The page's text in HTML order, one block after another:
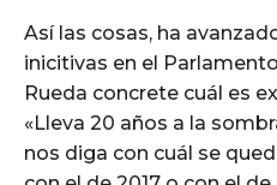
Así las cosas, ha
inicitivas en el
Rueda concrete cuál es
«Lleva 20 años a la
nos diga con cuál se